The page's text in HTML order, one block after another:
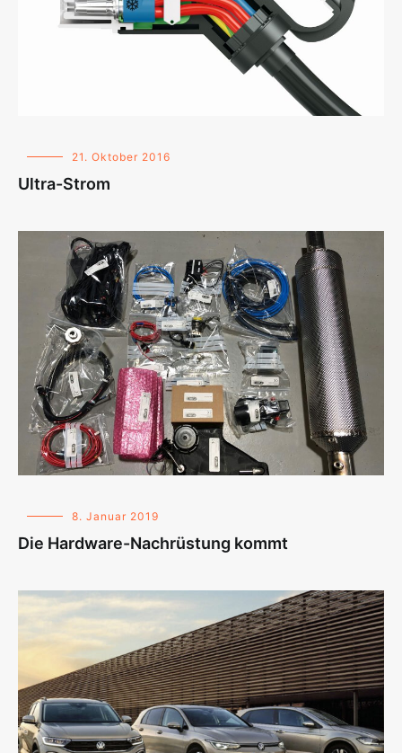
21. Oktober 2016
Ultra-Strom
8. Januar 2019
Die Hardware-Nachrüstung kommt